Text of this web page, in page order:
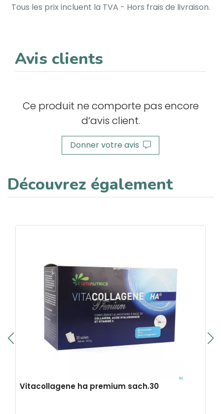
Tous les prix incluent la TVA - Hors frais de livraison.
Avis clients
Ce produit ne comporte pas encore
d’avis client.
Donner votre avis
Découvrez également
Vitacollagene ha premium sach.30